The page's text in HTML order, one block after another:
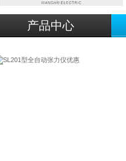
产品中心